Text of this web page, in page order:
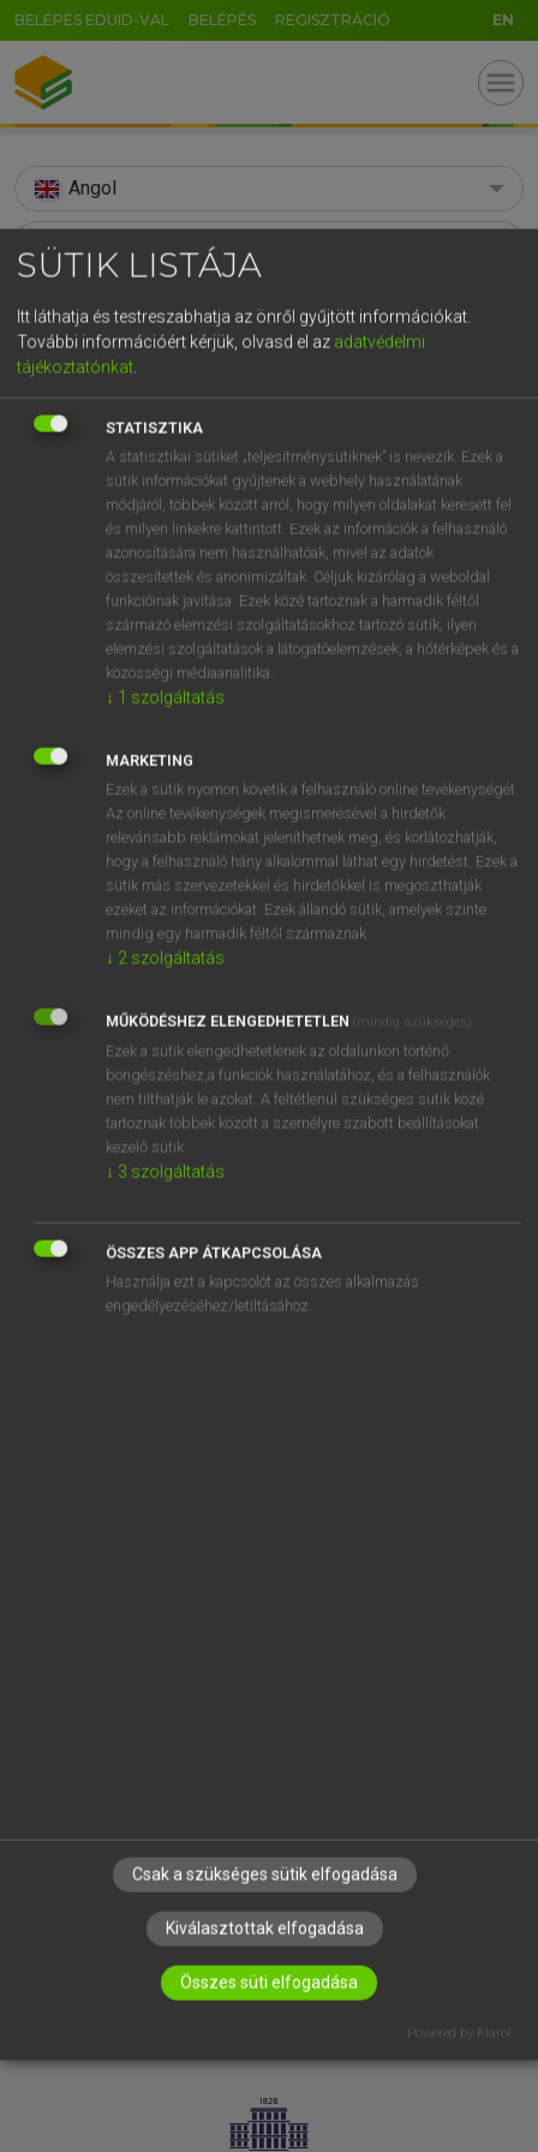
BELÉPÉS EDUID-VAL BELÉPÉS REGISZTRÁCIÓ EN
menu
Angol
search
TALÁLATOK
accountancy
Díjmentes angol szótár
accountancy
Díjmentes angol szótár arrow_forward_ios
accountancy fn könyvelés
könyvvitel
könyvelőség
könyvvizsgálat
⚲ accountancykeresése szótárainkban
DÍJMENTES ANGOL SZÓTÁR
accouchement
account
accountable
accountancy
accountant
account executive
account holder
IRATKOZZ FEL HÍRLEVELÜNKRE!
SÜTIK LISTÁJA
Itt láthatja és testreszabhatja az önről gyűjtött információkat.
További információért kérjük, olvasd el az adatvédelmi
tájékoztatónkat.
STATISZTIKA
A statisztikai sütiket „teljesítménysütiknek” is nevezik. Ezek a
sütik információkat gyűjtenek a webhely használatának
módjáról, többek között arról, hogy milyen oldalakat keresett fel
és milyen linkekre kattintott. Ezek az információk a felhasználó
azonosítására nem használhatóak, mivel az adatok
összesítettek és anonimizáltak. Céljuk kizárólag a weboldal
funkcióinak javítása. Ezek közé tartoznak a harmadik féltől
származó elemzési szolgáltatásokhoz tartozó sütik; ilyen
elemzési szolgáltatások a látogatóelemzések, a hőtérképek és a
közösségi médiaanalitika.
↓ 1 szolgáltatás
MARKETING
Ezek a sütik nyomon követik a felhasználó online tevékenységét.
Az online tevékenységek megismerésével a hirdetők
relevánsabb reklámokat jeleníthetnek meg, és korlátozhatják,
hogy a felhasználó hány alkalommal láthat egy hirdetést. Ezek a
sütik más szervezetekkel és hirdetőkkel is megoszthatják
ezeket az információkat. Ezek állandó sütik, amelyek szinte
mindig egy harmadik féltől származnak.
↓ 2 szolgáltatás
MŰKÖDÉSHEZ ELENGEDHETETLEN (mindig szükséges)
Ezek a sütik elengedhetetlenek az oldalunkon történő
böngészéshez,a funkciók használatához, és a felhasználók
nem tilthatják le azokat. A feltétlenül szükséges sütik közé
tartoznak többek között a személyre szabott beállításokat
kezelő sütik.
↓ 3 szolgáltatás
ÖSSZES APP ÁTKAPCSOLÁSA
Használja ezt a kapcsolót az összes alkalmazás
engedélyezéséhez/letiltásához.
Csak a szükséges sütik elfogadása
Kiválasztottak elfogadása
Összes süti elfogadása
Powered by Klaro!
5 6 7 8 9 ö ü ó
t z
j k
n m , . - AltGr